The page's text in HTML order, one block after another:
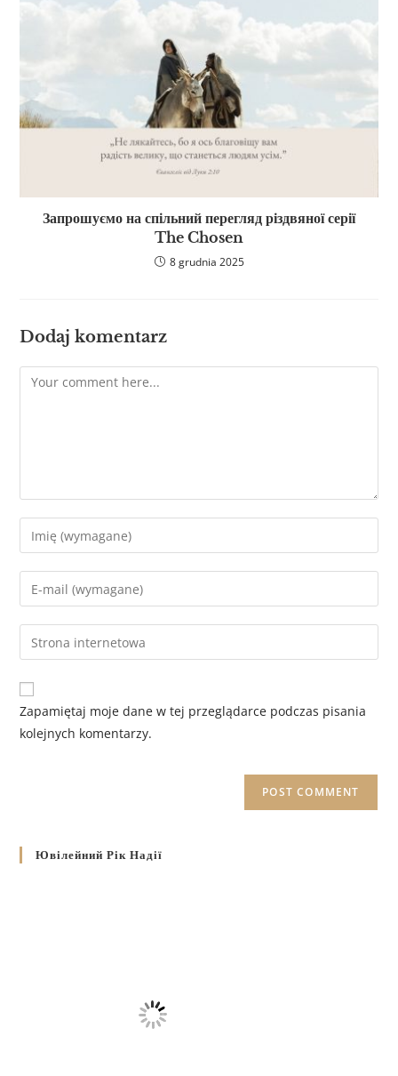
Запрошуємо на спільний перегляд різдвяної серії
The Chosen
8 grudnia 2025
Dodaj komentarz
Zapamiętaj moje dane w tej przeglądarce podczas pisania
kolejnych komentarzy.
Ювілейний Рік Надії